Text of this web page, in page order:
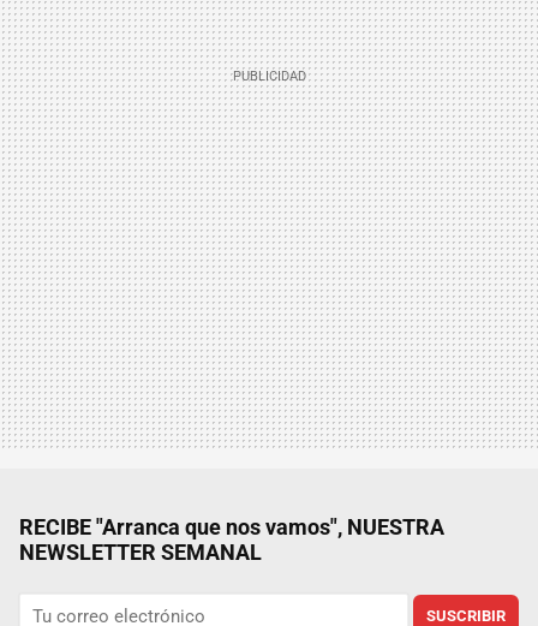
RECIBE "Arranca que nos vamos", NUESTRA
NEWSLETTER SEMANAL
SUSCRIBIR